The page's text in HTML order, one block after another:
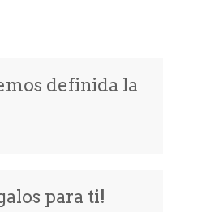
definida la
para ti!